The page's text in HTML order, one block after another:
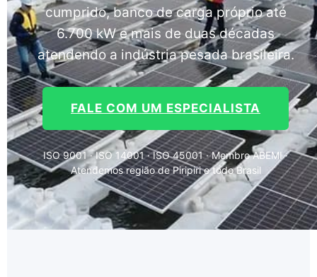
cumprido, banco de carga próprio até
6.700 kW e mais de duas décadas
atendendo a indústria pesada brasileira.
FALE COM UM ESPECIALISTA
ISO 9001 · ISO 14001 · ISO 45001 · Membro ABEMI ·
Atendemos região de Piripiri e todo Brasil